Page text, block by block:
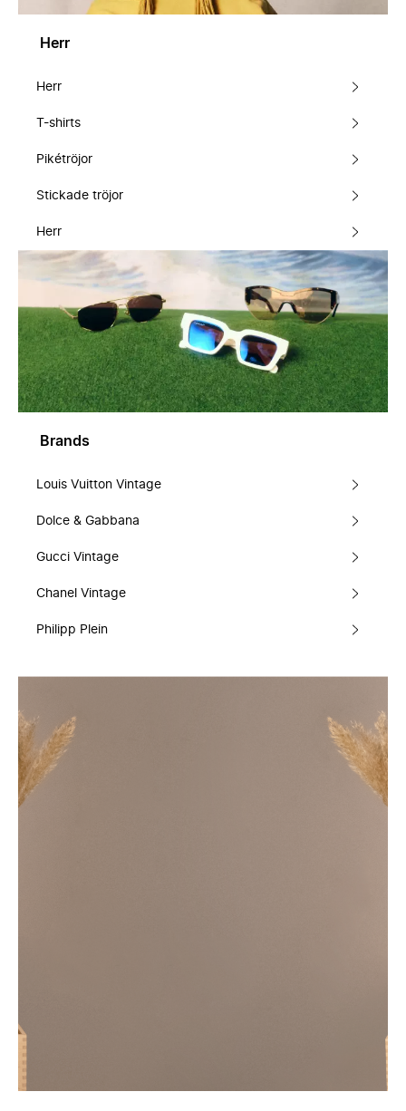
Herr
Herr
T-shirts
Pikétröjor
Stickade tröjor
Herr
Brands
Louis Vuitton Vintage
Dolce & Gabbana
Gucci Vintage
Chanel Vintage
Philipp Plein